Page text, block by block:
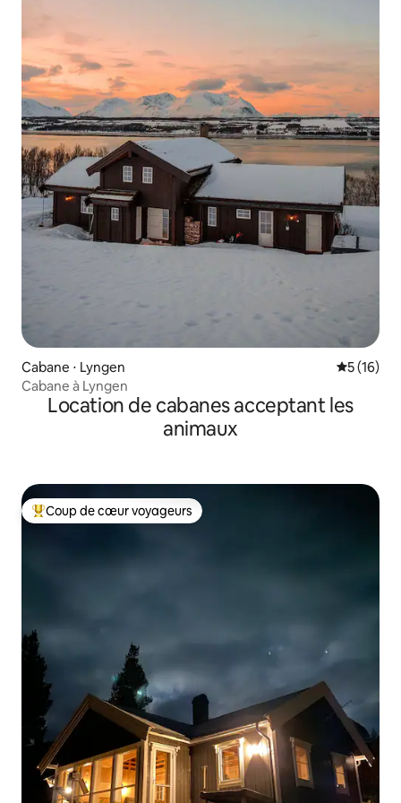
Cabane ⋅ Lyngen
5 (16)
Cabane à Lyngen
Location de cabanes acceptant les
animaux
Coups de cœur voyageurs les plus appréciés
Coup de cœur voyageurs